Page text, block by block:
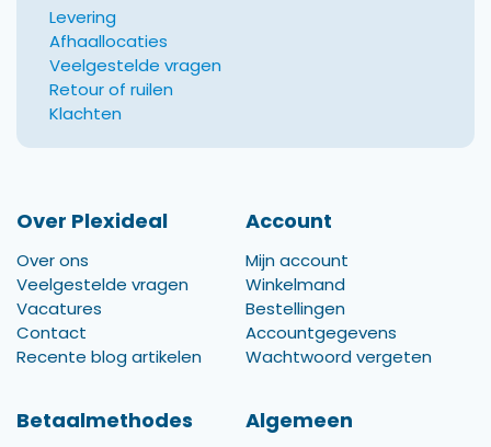
Levering
Afhaallocaties
Veelgestelde vragen
Retour of ruilen
Klachten
Over Plexideal
Over ons
Veelgestelde vragen
Vacatures
Contact
Recente blog artikelen
Account
Mijn account
Winkelmand
Bestellingen
Accountgegevens
Wachtwoord vergeten
Betaalmethodes Algemeen